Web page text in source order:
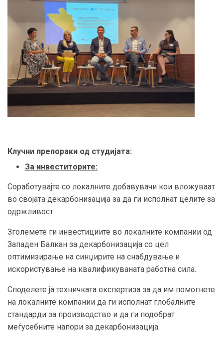
Клучни препораки од студијата:
За инвеститорите:
Соработувајте со локалните добавувачи кои вложуваат
во својата декарбонизација за да ги исполнат целите за
одржливост.
Зголемете ги инвестициите во локалните компании од
Западен Балкан за декарбонизација со цел
оптимизирање на синџирите на снабдување и
искористување на квалификуваната работна сила.
Споделете ја техничката експертиза за да им помогнете
на локалните компании да ги исполнат глобалните
стандарди за производство и да ги подобрат
меѓусебните напори за декарбонизација.